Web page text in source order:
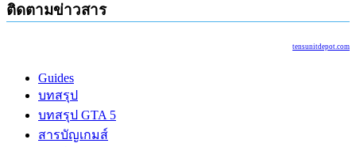
ติดตามข่าวสาร
tensunitdepot.com
Guides
บทสรุป
บทสรุป GTA 5
สารบัญเกมส์